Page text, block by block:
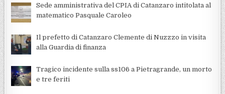
Sede amministrativa del CPIA di Catanzaro intitolata al
matematico Pasquale Caroleo
Il prefetto di Catanzaro Clemente di Nuzzzo in visita
alla Guardia di finanza
Tragico incidente sulla ss106 a Pietragrande, un morto
e tre feriti